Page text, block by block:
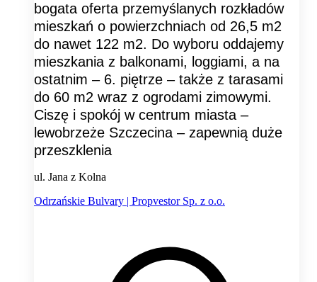
bogata oferta przemyślanych rozkładów
mieszkań o powierzchniach od 26,5 m2
do nawet 122 m2. Do wyboru oddajemy
mieszkania z balkonami, loggiami, a na
ostatnim – 6. piętrze – także z tarasami
do 60 m2 wraz z ogrodami zimowymi.
Ciszę i spokój w centrum miasta –
lewobrzeże Szczecina – zapewnią duże
przeszklenia
ul. Jana z Kolna
Odrzańskie Bulvary | Propvestor Sp. z o.o.